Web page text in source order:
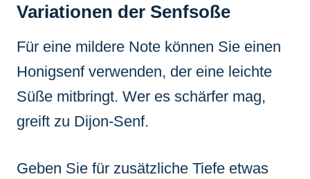
Variationen der Senfsoße
Für eine mildere Note können Sie einen
Honigsenf verwenden, der eine leichte
Süße mitbringt. Wer es schärfer mag,
greift zu Dijon-Senf.
Geben Sie für zusätzliche Tiefe etwas